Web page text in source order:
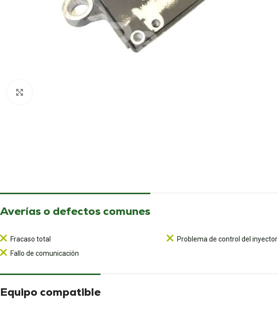
Averías o defectos comunes
Fracaso total
Fallo de comunicación
Problema de control del inyector
Equipo compatible